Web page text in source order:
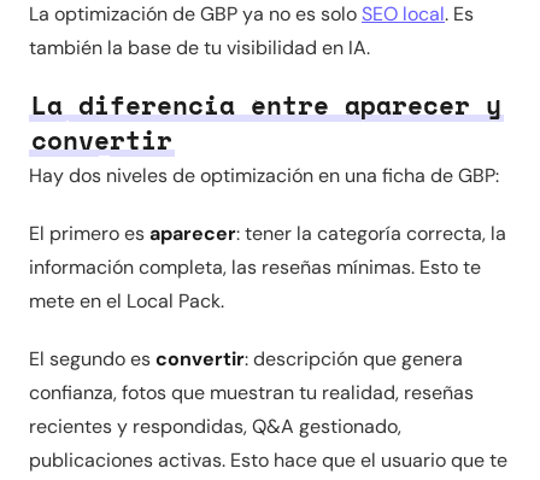
La optimización de GBP ya no es soloSEO local. Es
también la base de tu visibilidad en IA.
La diferencia entre aparecer y
convertir
Hay dos niveles de optimización en una ficha de GBP:
El primero esaparecer: tener la categoría correcta, la
información completa, las reseñas mínimas. Esto te
mete en el Local Pack.
El segundo esconvertir: descripción que genera
confianza, fotos que muestran tu realidad, reseñas
recientes y respondidas, Q&A gestionado,
publicaciones activas. Esto hace que el usuario que te